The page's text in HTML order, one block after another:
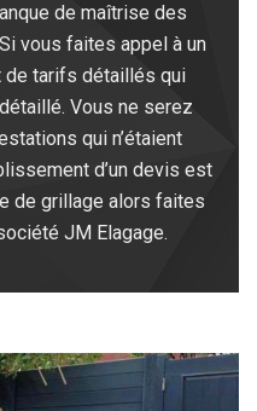
de maîtrise des
vous faites appel à un
de tarifs détaillés qui
Vous ne serez
qui n’étaient
d’un devis est
de grillage alors faites
JM Elagage.